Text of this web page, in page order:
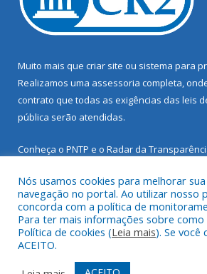
Muito mais que criar site ou sistema para
Realizamos uma assessoria completa,
contrato que todas as exigências das leis
pública serão atendidas.
Conheça o PNTP e o Radar da
Todos os direitos reservados a Prefeitura
Novo.
Mapa do Site Acessar Área
Nós usamos cookies para melhorar
navegação no portal. Ao utilizar nosso
concorda com a política de
Para ter mais informações sobre como
Política de cookies (Leia mais). Se você
ACEITO.